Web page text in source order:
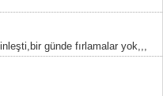
günde fırlamalar yok,,,